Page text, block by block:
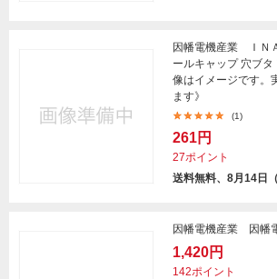
因幡電機産業 ＩＮ
ールキャップ 穴ブ
像はイメージです。
ます》
(1)
261円
27ポイント
送料無料、8月14日（
因幡電機産業 因幡
1,420円
142ポイント